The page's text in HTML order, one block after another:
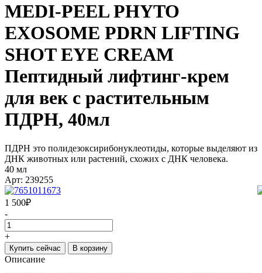
MEDI-PEEL PHYTO
EXOSOME PDRN LIFTING
SHOT EYE CREAM
Пептидный лифтинг-крем
для век с растительным
ПДРН, 40мл
ПДРН это полидезоксирибонуклеотиды, которые выделяют из
ДНК животных или растений, схожих с ДНК человека.
40 мл
Арт: 239255
1 500₽
-
+
Купить сейчас В корзину
Описание